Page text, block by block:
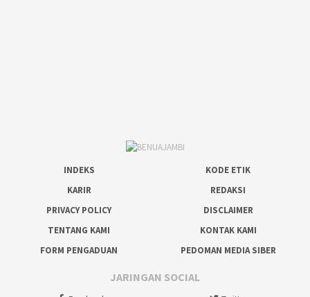
INDEKS
KODE ETIK
KARIR
REDAKSI
PRIVACY POLICY
DISCLAIMER
TENTANG KAMI
KONTAK KAMI
FORM PENGADUAN
PEDOMAN MEDIA SIBER
JARINGAN SOCIAL